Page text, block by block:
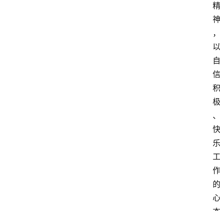
精
神
，
以
自
信
积
极
、
快
乐
工
作
的
心